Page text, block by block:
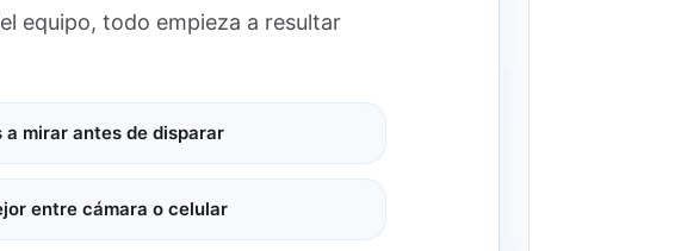
equipo, todo empieza a resultar
mirar antes de disparar
entre cámara o celular